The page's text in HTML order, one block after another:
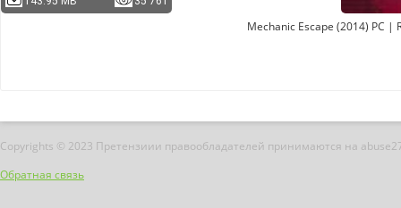
Mechanic Escape (2014) PC |
Copyrights © 2023 Претензиии правообладателей принимаются на
Обратная связь